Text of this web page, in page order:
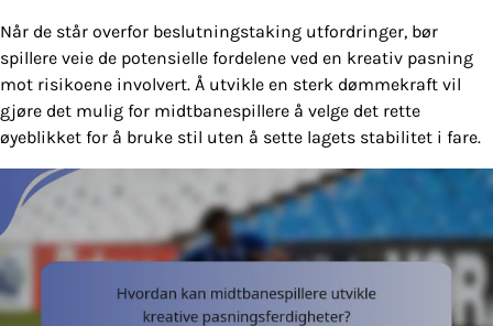
Når de står overfor beslutningstaking utfordringer, bør
spillere veie de potensielle fordelene ved en kreativ pasning
mot risikoene involvert. Å utvikle en sterk dømmekraft vil
gjøre det mulig for midtbanespillere å velge det rette
øyeblikket for å bruke stil uten å sette lagets stabilitet i fare.